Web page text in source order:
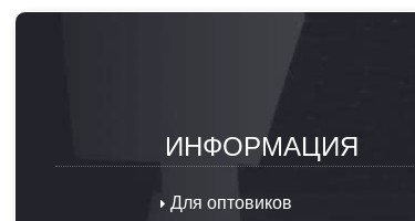
ИНФОРМАЦИЯ
Для оптовиков